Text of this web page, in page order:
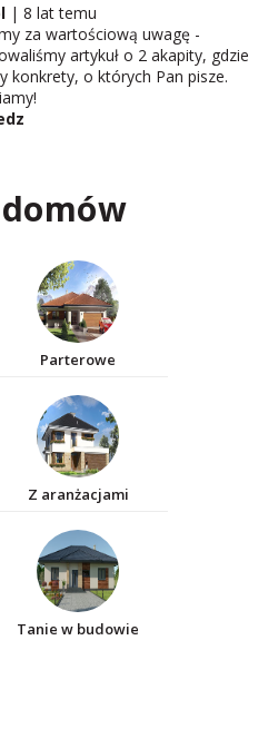
8 lat temu
za wartościową uwagę -
artykuł o 2 akapity, gdzie
konkrety, o których Pan pisze.
Parterowe
Z aranżacjami
Tanie w budowie